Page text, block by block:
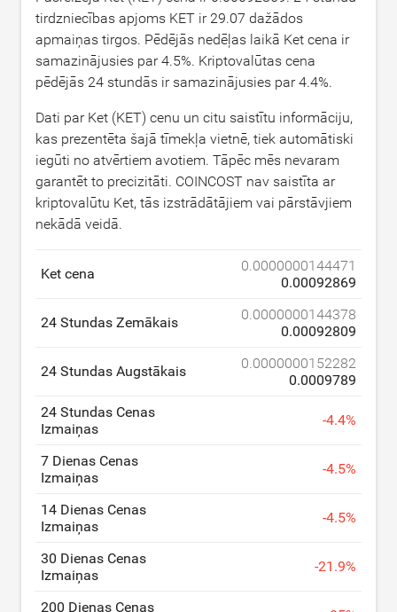
tirdzniecības apjoms KET ir 29.07 dažādos
apmaiņas tirgos. Pēdējās nedēļas laikā Ket cena ir
samazinājusies par4.5%. Kriptovalūtas cena
pēdējās 24 stundās ir samazinājusies par4.4%.
Dati par Ket (KET) cenu un citu saistītu informāciju,
kas prezentēta šajā tīmekļa vietnē, tiek automātiski
iegūti no atvērtiem avotiem. Tāpēc mēs nevaram
garantēt to precizitāti. COINCOST nav saistīta ar
kriptovalūtu Ket, tās izstrādātājiem vai pārstāvjiem
nekādā veidā.
Ket cena
0.0000000144471
0.00092869
24 Stundas Zemākais
0.0000000144378
0.00092809
24 Stundas Augstākais
0.0000000152282
0.0009789
24 Stundas Cenas
Izmaiņas
-4.4%
7 Dienas Cenas
Izmaiņas
-4.5%
14 Dienas Cenas
Izmaiņas
-4.5%
30 Dienas Cenas
Izmaiņas
-21.9%
200 Dienas Cenas